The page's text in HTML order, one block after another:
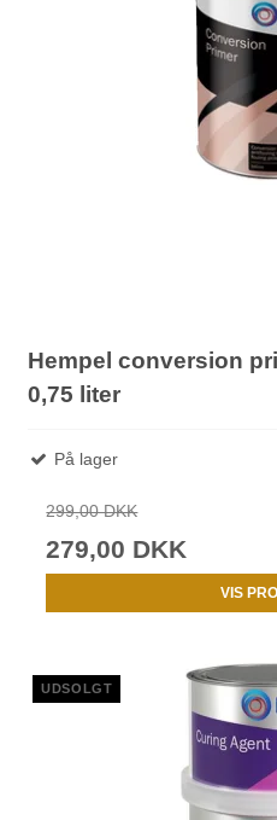
Hempel conversion
0,75 liter
På lager
299,00 DKK
279,00 DKK
VIS
UDSOLGT